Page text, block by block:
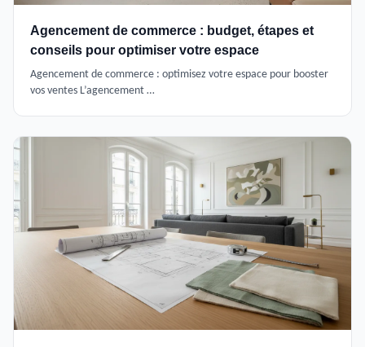
Agencement de commerce : budget, étapes et
conseils pour optimiser votre espace
Agencement de commerce : optimisez votre espace pour booster
vos ventes L’agencement …